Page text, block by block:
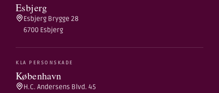
Esbjerg
Esbjerg Brygge 28
6700 Esbjerg
KLA PERSONSKADE
København
H.C. Andersens Blvd. 45